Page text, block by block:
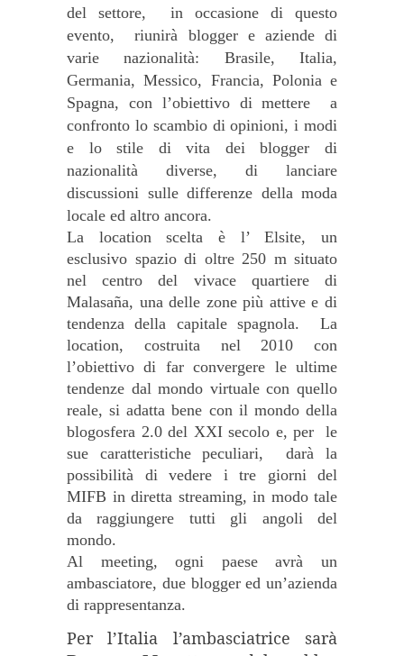
del settore,
in occasione di questo
evento,
riunirà blogger e aziende di
varie nazionalità: Brasile, Italia,
Germania, Messico, Francia, Polonia e
Spagna, con l’obiettivo di mettere
a
confronto lo scambio di opinioni, i modi
e lo stile di vita dei blogger di
nazionalità diverse, di lanciare
discussioni sulle differenze della moda
locale ed altro ancora.
La location scelta è l’ Elsite, un
esclusivo spazio di oltre 250 m situato
nel centro del vivace quartiere di
Malasaña, una delle zone più attive e di
tendenza della capitale spagnola. La
location, costruita nel 2010 con
l’obiettivo di far convergere le ultime
tendenze dal mondo virtuale con quello
reale, si adatta bene con il mondo della
blogosfera 2.0 del XXI secolo e, per le
sue caratteristiche peculiari, darà la
possibilità di vedere i tre giorni del
MIFB in diretta streaming, in modo tale
da raggiungere tutti gli angoli del
mondo.
Al meeting, ogni paese avrà un
ambasciatore, due blogger ed un’azienda
di rappresentanza.
Per l’Italia l’ambasciatrice sarà